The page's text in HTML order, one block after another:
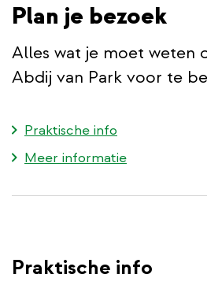
Plan je bezoek
Alles wat je moet weten
Abdij van Park voor te
Praktische info
Meer informatie
Praktische info